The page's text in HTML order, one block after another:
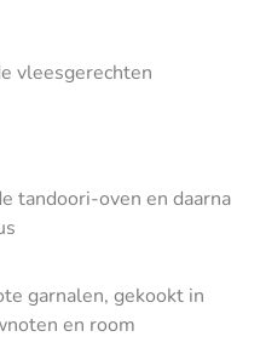
vleesgerechten
tandoori-oven en daarna
garnalen, gekookt in
en room